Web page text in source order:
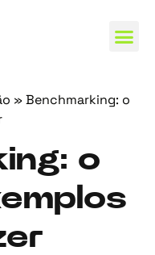
» Benchmarking: o
o